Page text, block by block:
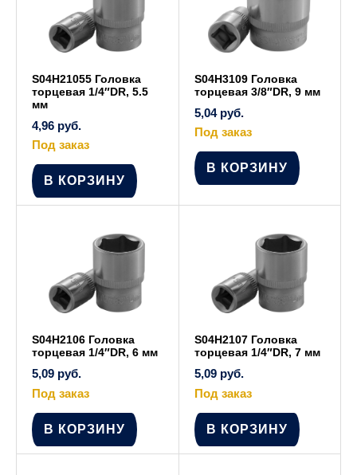
S04H21055 Головка
торцевая 1/4″DR, 5.5
мм
4,96 руб.
Под заказ
В КОРЗИНУ
S04H3109 Головка
торцевая 3/8″DR, 9 мм
5,04 руб.
Под заказ
В КОРЗИНУ
S04H2106 Головка
торцевая 1/4″DR, 6 мм
5,09 руб.
Под заказ
В КОРЗИНУ
S04H2107 Головка
торцевая 1/4″DR, 7 мм
5,09 руб.
Под заказ
В КОРЗИНУ